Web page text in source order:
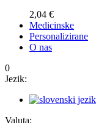
2,04 €
Medicinske
Personalizirane
O nas
0
Jezik:
Valuta: